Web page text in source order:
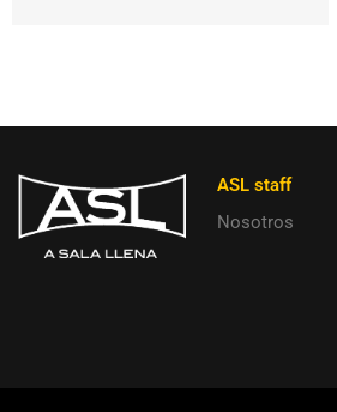
ASL staff
Nosotros